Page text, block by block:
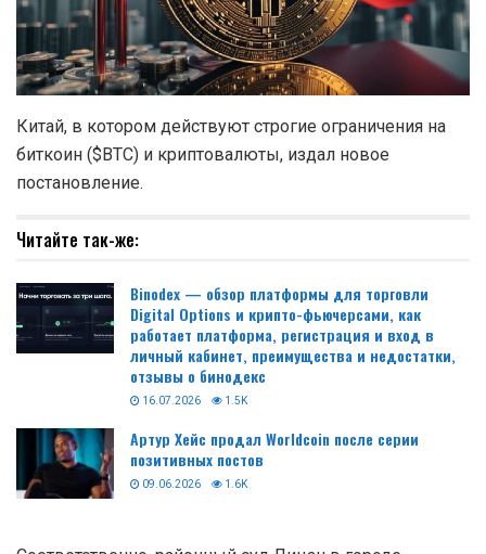
Китай, в котором действуют строгие ограничения на
биткоин ($BTC) и криптовалюты, издал новое
постановление.
Читайте так-же:
Binodex — обзор платформы для торговли
Digital Options и крипто-фьючерсами, как
работает платформа, регистрация и вход в
личный кабинет, преимущества и недостатки,
отзывы о бинодекс
16.07.2026 1.5K
Артур Хейс продал Worldcoin после серии
позитивных постов
09.06.2026 1.6K